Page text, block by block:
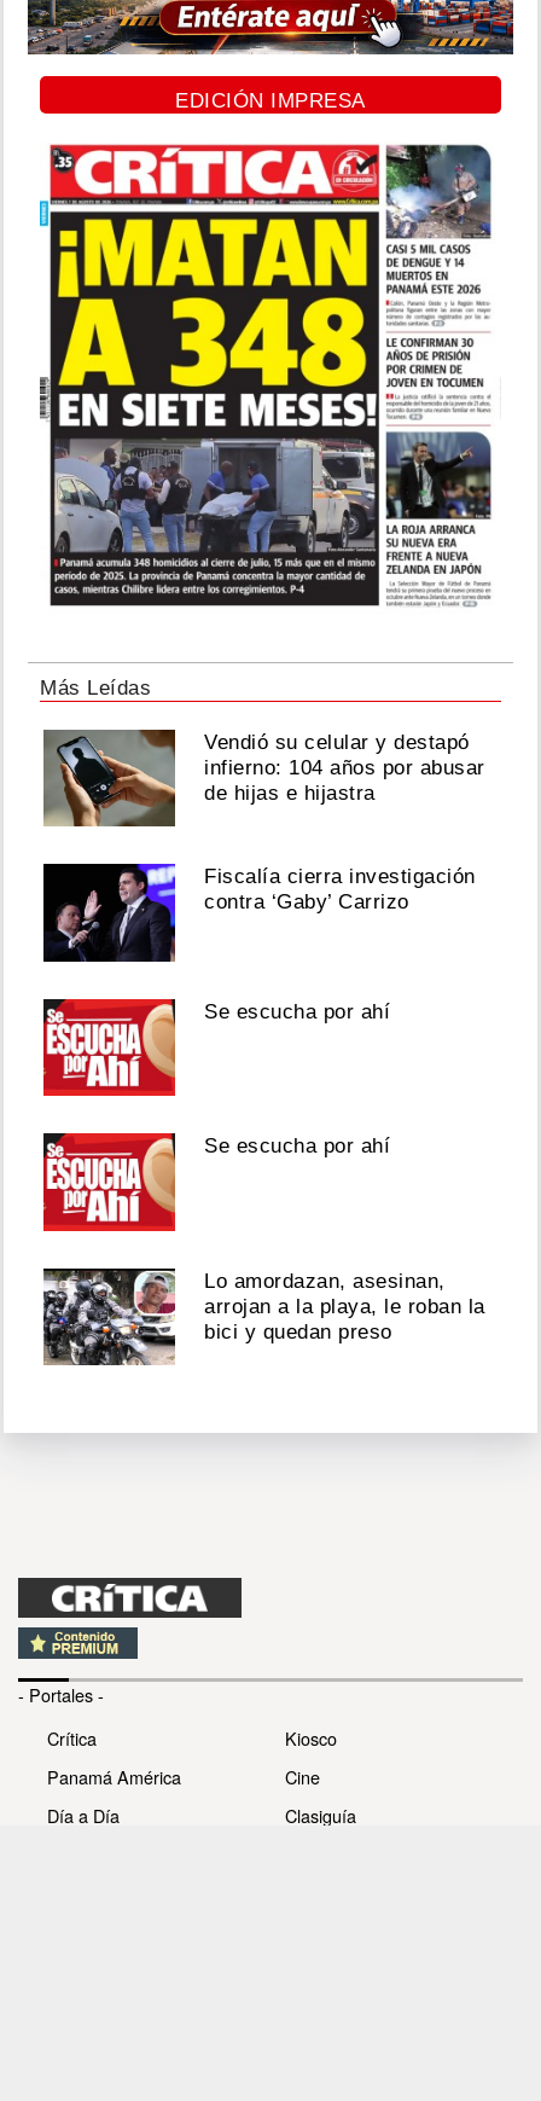
EDICIÓN IMPRESA
Más Leídas
Vendió su celular y destapó
infierno: 104 años por abusar
de hijas e hijastra
Fiscalía cierra investigación
contra ‘Gaby’ Carrizo
Se escucha por ahí
Se escucha por ahí
Lo amordazan, asesinan,
arrojan a la playa, le roban la
bici y quedan preso
- Portales -
Crítica
Panamá América
Día a Día
Kiosco
Cine
Clasiguía